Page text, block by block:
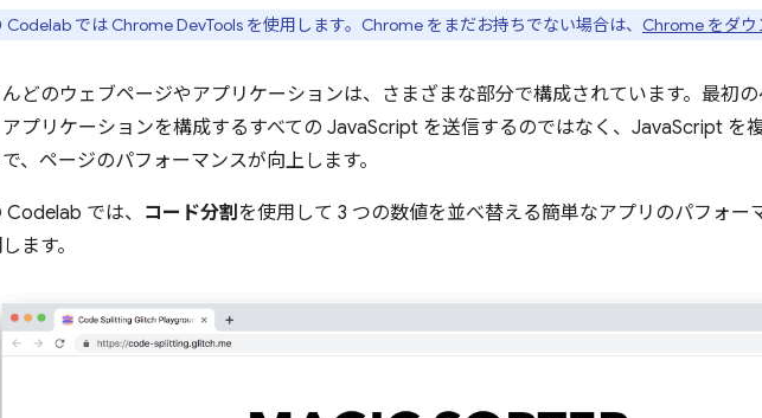
Codelab では Chrome DevTools を使用します。Chrome をまだお持ちでない場合は、 Chrome をダウ
どのウェブページやアプリケーションは、さまざまな部分で構成されています。最初
アプリケーションを構成するすべての JavaScript を送信するのではなく、JavaScript を
、ページのパフォーマンスが向上します。
Codelab では、 コード分割を使用して 3 つの数値を並べ替える簡単なアプリのパフォー
ます。